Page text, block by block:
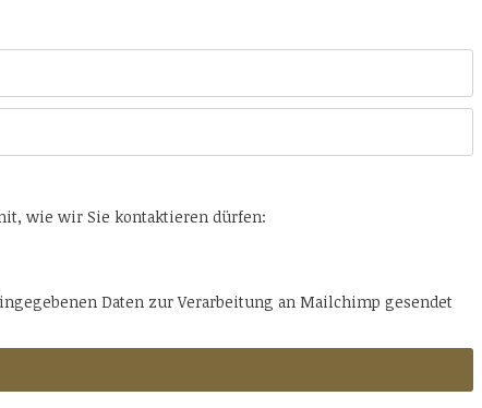
wie wir Sie kontaktieren dürfen:
Daten zur Verarbeitung an Mailchimp gesendet